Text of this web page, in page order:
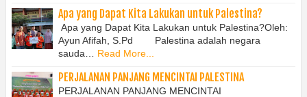
Apa yang Dapat Kita Lakukan untuk Palestina?
Apa yang Dapat Kita Lakukan untuk Palestina?Oleh:
Ayun Afifah, S.Pd Palestina adalah negara
sauda… Read More...
PERJALANAN PANJANG MENCINTAI PALESTINA
PERJALANAN PANJANG MENCINTAI